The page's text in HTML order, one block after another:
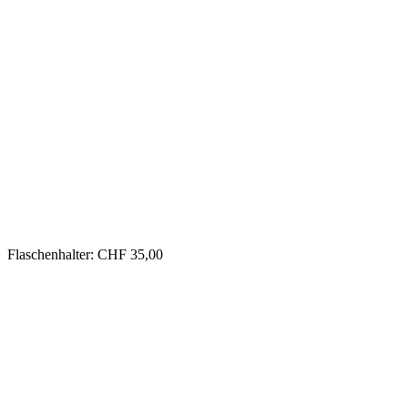
Flaschenhalter: CHF 35,00